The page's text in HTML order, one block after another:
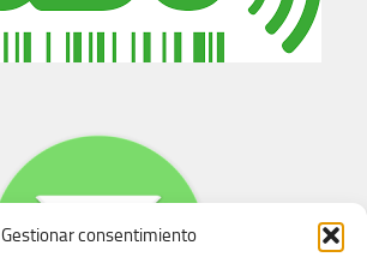
Gestionar consentimiento